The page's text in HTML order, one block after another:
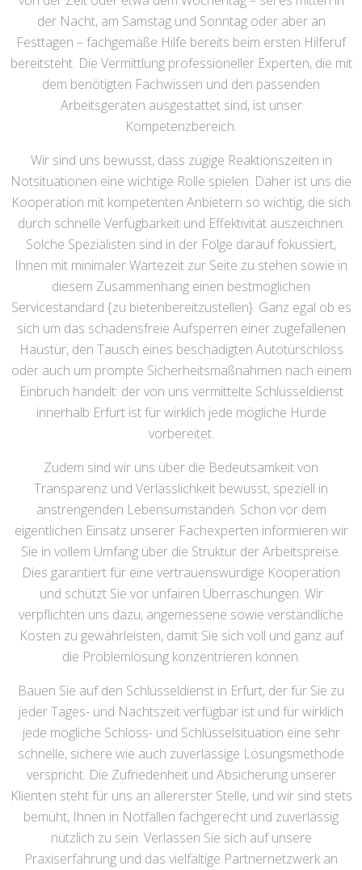
der Nacht, am Samstag und Sonntag oder aber an
Festtagen – fachgemäße Hilfe bereits beim ersten Hilferuf
bereitsteht. Die Vermittlung professioneller Experten, die mit
dem benötigten Fachwissen und den passenden
Arbeitsgeräten ausgestattet sind, ist unser
Kompetenzbereich.
Wir sind uns bewusst, dass zügige Reaktionszeiten in
Notsituationen eine wichtige Rolle spielen. Daher ist uns die
Kooperation mit kompetenten Anbietern so wichtig, die sich
durch schnelle Verfügbarkeit und Effektivität auszeichnen.
Solche Spezialisten sind in der Folge darauf fokussiert,
Ihnen mit minimaler Wartezeit zur Seite zu stehen sowie in
diesem Zusammenhang einen bestmöglichen
Servicestandard {zu bietenbereitzustellen}. Ganz egal ob es
sich um das schadensfreie Aufsperren einer zugefallenen
Haustür, den Tausch eines beschädigten Autotürschloss
oder auch um prompte Sicherheitsmaßnahmen nach einem
Einbruch handelt: der von uns vermittelte Schlüsseldienst
innerhalb Erfurt ist für wirklich jede mögliche Hürde
vorbereitet.
Zudem sind wir uns über die Bedeutsamkeit von
Transparenz und Verlässlichkeit bewusst, speziell in
anstrengenden Lebensumständen. Schon vor dem
eigentlichen Einsatz unserer Fachexperten informieren wir
Sie in vollem Umfang über die Struktur der Arbeitspreise.
Dies garantiert für eine vertrauenswürdige Kooperation
und schützt Sie vor unfairen Überraschungen. Wir
verpflichten uns dazu, angemessene sowie verständliche
Kosten zu gewährleisten, damit Sie sich voll und ganz auf
die Problemlösung konzentrieren können.
Bauen Sie auf den Schlüsseldienst in Erfurt, der für Sie zu
jeder Tages- und Nachtszeit verfügbar ist und für wirklich
jede mögliche Schloss- und Schlüsselsituation eine sehr
schnelle, sichere wie auch zuverlässige Lösungsmethode
verspricht. Die Zufriedenheit und Absicherung unserer
Klienten steht für uns an allererster Stelle, und wir sind stets
bemüht, Ihnen in Notfällen fachgerecht und zuverlässig
nützlich zu sein. Verlassen Sie sich auf unsere
Praxiserfahrung und das vielfältige Partnernetzwerk an